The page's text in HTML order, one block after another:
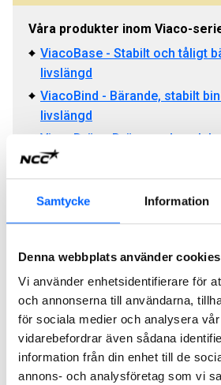
Samtycke Information
Denna webbplats använder cookies
Vi använder enhetsidentifierare för
och annonserna till användarna,
för sociala medier och analysera
vidarebefordrar även sådana
information från din enhet till de
annons- och analysföretag som vi
Våra produkter inom Viaco-
ViacoBase - Stabilt och tåligt
livslängd
ViacoBind - Bärande, stabilt
livslängd
ViacoDrän - Dränerande och
beläggning
ViacoMat - Tunn
livslängd
ViacoChip - Slitstark, tunn
ViacoGrip - Tunn och slitstark
högtrafikerade vägar
ViacoQuiet - Effektivt
asfaltbeläggning
ViacoTop - Slitstark och stabil
ViacoFlex - Asfalt som